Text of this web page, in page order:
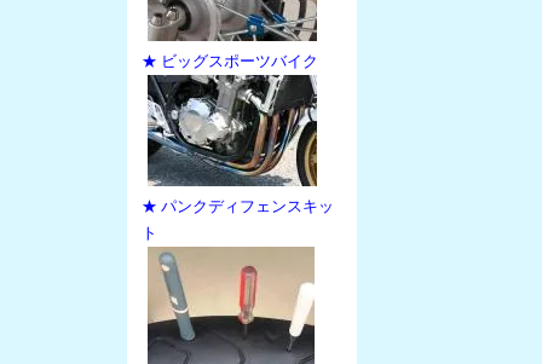
★ ビッグスポーツバイク
★ パンクディフェンスキッ
ト